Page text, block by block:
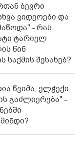
ბევრი
ვიდეოები და
- რას
ტარიელ
წინ
საქმის შესახებ?
წვიმა, ელ­ჭე­ქი,
გაძ­ლი­ე­რე­ბა" -